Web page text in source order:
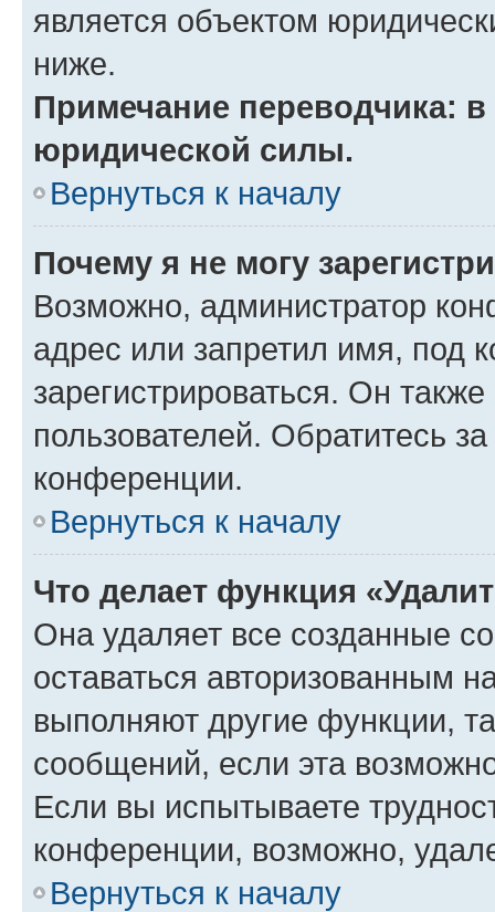
является объектом
ниже.
Примечание переводчика:
юридической силы.
Вернуться к началу
Почему я не могу
Возможно, администратор
адрес или запретил имя, под
зарегистрироваться. Он
пользователей. Обратитесь
конференции.
Вернуться к началу
Что делает функция
Она удаляет все созданные
оставаться авторизованным
выполняют другие функции,
сообщений, если эта
Если вы испытываете
конференции, возможно,
Вернуться к началу